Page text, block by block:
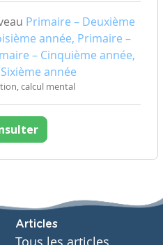
Primaire – Deuxième
année, Primaire –
– Cinquième année,
année
calcul mental
Articles